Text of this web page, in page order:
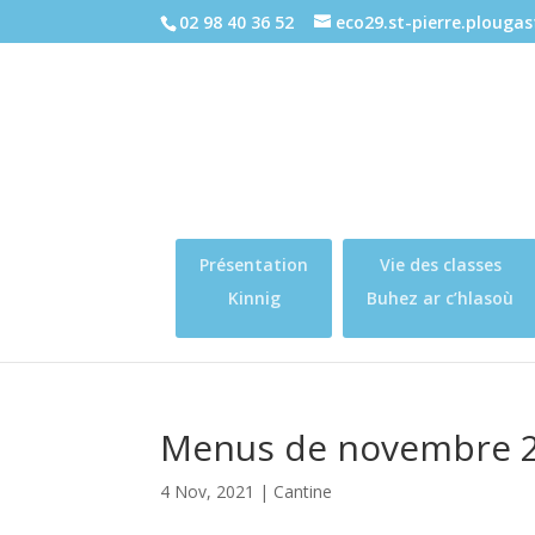
02 98 40 36 52 eco29.st-
Présentation
Kinnig
Vie des classes
Buhez ar c’hlasoù
Menus de novembre
4 Nov, 2021 | Cantine